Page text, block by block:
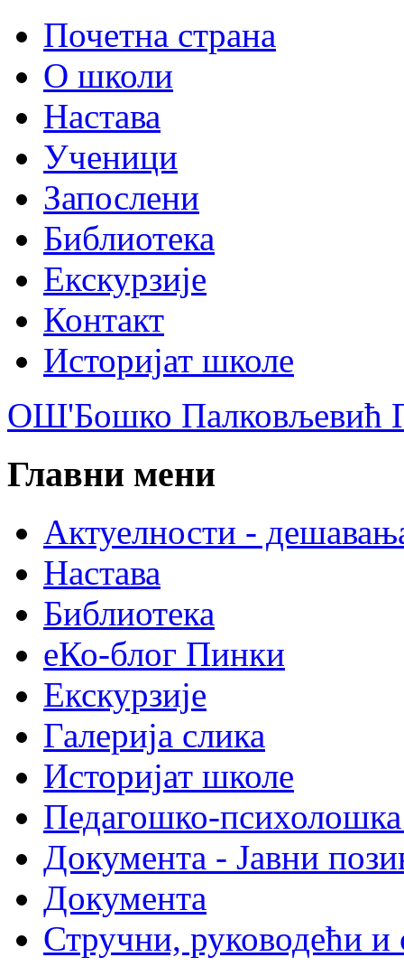
Почетна страна
О школи
Настава
Ученици
Запослени
Библиотека
Екскурзије
Контакт
Историјат школе
ОШ'Бошко Палковљевић
Главни мени
Актуелности -
Настава
Библиотека
еКо-блог Пинки
Екскурзије
Галерија слика
Историјат школе
Педагошко-психолошка
Документа - Јавни
Документа
Стручни, руководећи и